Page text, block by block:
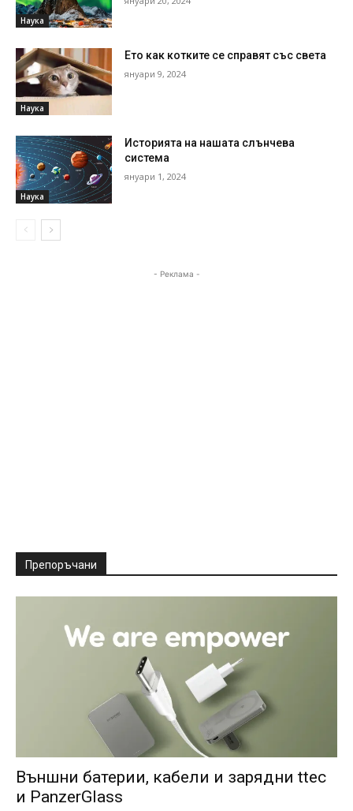
Наука
Наука
Ето как котките се справят със света
януари 9, 2024
Наука
Историята на нашата слънчева
система
януари 1, 2024
- Реклама -
Препоръчани
Външни батерии, кабели и зарядни ttec
и PanzerGlass